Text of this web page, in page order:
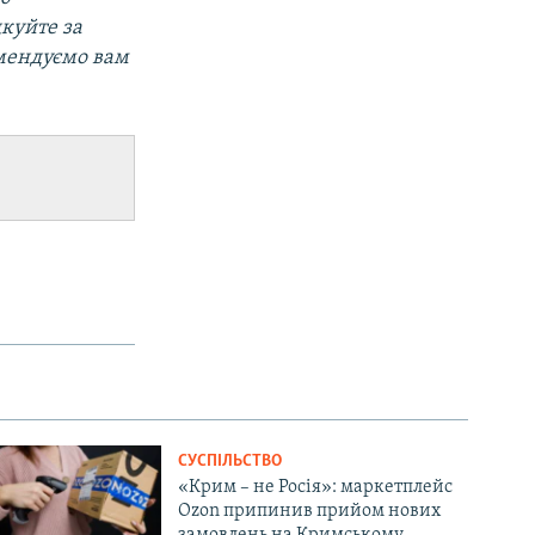
за
вам
СУСПІЛЬСТВО
«Крим – не Росія»: маркетплейс
Ozon припинив прийом нових